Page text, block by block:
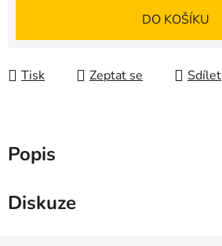
DO KOŠÍKU
Tisk Zeptat se Sdílet
Popis
Diskuze